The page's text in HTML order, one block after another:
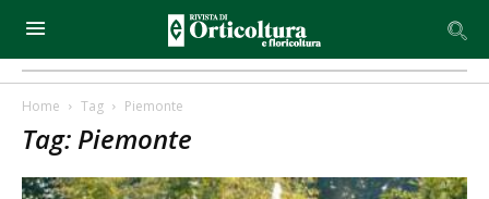
Home Tag Piemonte
Tag: Piemonte